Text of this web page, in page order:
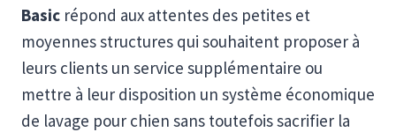
Basic répond aux attentes des petites et
moyennes structures qui souhaitent proposer à
leurs clients un service supplémentaire ou
mettre à leur disposition un système économique
de lavage pour chien sans toutefois sacrifier la